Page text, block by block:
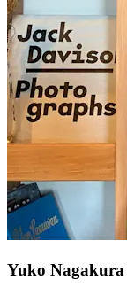
Yuko Nagakura